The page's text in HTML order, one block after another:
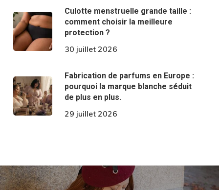
Culotte menstruelle grande taille :
comment choisir la meilleure
protection ?
30 juillet 2026
Fabrication de parfums en Europe :
pourquoi la marque blanche séduit
de plus en plus.
29 juillet 2026